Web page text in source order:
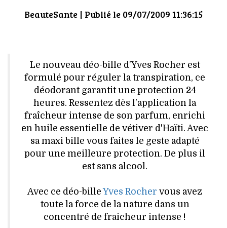
DÉFILÉS
CULTURE
HIGH TECH
MAISON
AUTO
LIEUX TENDANCES
BEAUTÉ
MODE DE RUE
BeauteSante | Publié le 09/07/2009 11:36:15
Le nouveau déo-bille d'Yves Rocher est
formulé pour réguler la transpiration, ce
déodorant garantit une protection 24
heures. Ressentez dès l'application la
fraîcheur intense de son parfum, enrichi
en huile essentielle de vétiver d'Haïti. Avec
sa maxi bille vous faites le geste adapté
pour une meilleure protection. De plus il
est sans alcool.
Avec ce déo-billeYves Rocher vous avez
toute la force de la nature dans un
concentré de fraicheur intense !